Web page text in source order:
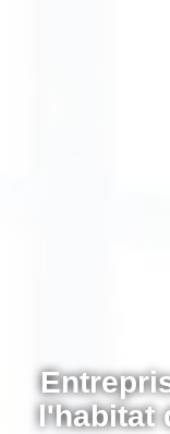
l'habitat